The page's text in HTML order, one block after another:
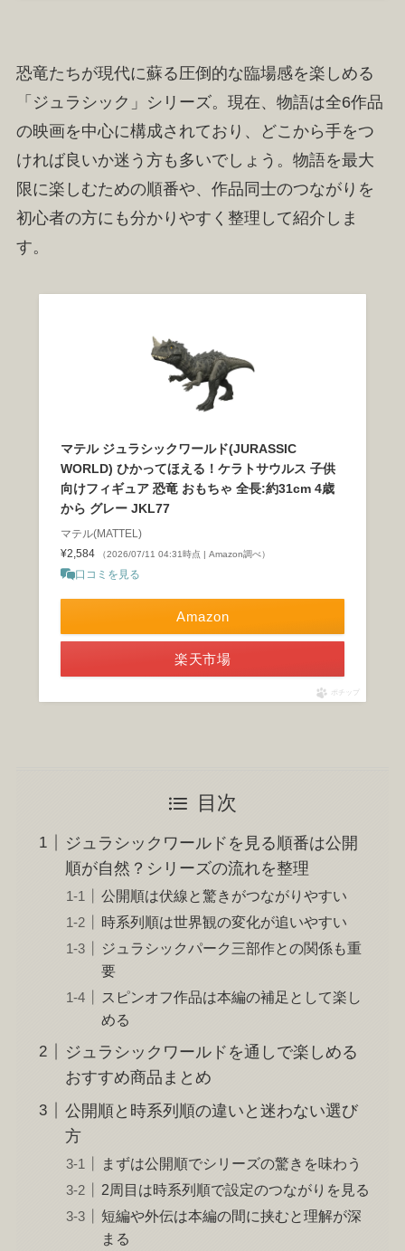
恐竜たちが現代に蘇る圧倒的な臨場感を楽しめる
「ジュラシック」シリーズ。現在、物語は全6作品
の映画を中心に構成されており、どこから手をつ
ければ良いか迷う方も多いでしょう。物語を最大
限に楽しむための順番や、作品同士のつながりを
初心者の方にも分かりやすく整理して紹介しま
す。
マテル ジュラシックワールド(JURASSIC
WORLD) ひかってほえる！ケラトサウルス 子供
向けフィギュア 恐竜 おもちゃ 全長:約31cm 4歳
から グレー JKL77
マテル(MATTEL)
¥2,584
（2026/07/11 04:31時点 | Amazon調べ）
口コミを見る
Amazon
楽天市場
ポチップ
目次
ジュラシックワールドを見る順番は公開
順が自然？シリーズの流れを整理
公開順は伏線と驚きがつながりやすい
時系列順は世界観の変化が追いやすい
ジュラシックパーク三部作との関係も重
要
スピンオフ作品は本編の補足として楽し
める
ジュラシックワールドを通しで楽しめる
おすすめ商品まとめ
公開順と時系列順の違いと迷わない選び
方
まずは公開順でシリーズの驚きを味わう
2周目は時系列順で設定のつながりを見る
短編や外伝は本編の間に挟むと理解が深
まる